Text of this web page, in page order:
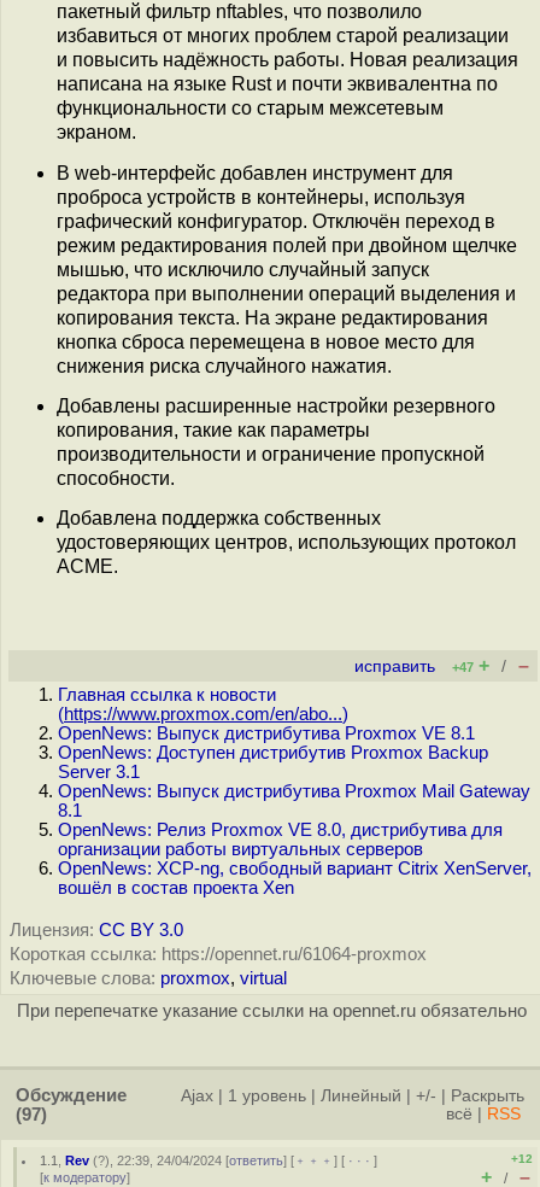
пакетный фильтр nftables, что позволило
избавиться от многих проблем старой реализации
и повысить надёжность работы. Новая реализация
написана на языке Rust и почти эквивалентна по
функциональности со старым межсетевым
экраном.
В web-интерфейс добавлен инструмент для
проброса устройств в контейнеры, используя
графический конфигуратор. Отключён переход в
режим редактирования полей при двойном щелчке
мышью, что исключило случайный запуск
редактора при выполнении операций выделения и
копирования текста. На экране редактирования
кнопка сброса перемещена в новое место для
снижения риска случайного нажатия.
Добавлены расширенные настройки резервного
копирования, такие как параметры
производительности и ограничение пропускной
способности.
Добавлена поддержка собственных
удостоверяющих центров, использующих протокол
ACME.
исправить +47 + / –
Главная ссылка к новости
(https://www.proxmox.com/en/abo...)
OpenNews: Выпуск дистрибутива Proxmox VE 8.1
OpenNews: Доступен дистрибутив Proxmox Backup
Server 3.1
OpenNews: Выпуск дистрибутива Proxmox Mail Gateway
8.1
OpenNews: Релиз Proxmox VE 8.0, дистрибутива для
организации работы виртуальных серверов
OpenNews: XCP-ng, свободный вариант Citrix XenServer,
вошёл в состав проекта Xen
Лицензия: CC BY 3.0
Короткая ссылка: https://opennet.ru/61064-proxmox
Ключевые слова: proxmox, virtual
При перепечатке указание ссылки на opennet.ru обязательно
Обсуждение
(97)
Ajax 1 уровень Линейный +/-
Раскрыть
всё
RSS
1.1 ,Rev (?), 22:39, 24/04/2024 [ответить] [ ﹢﹢﹢] [ · · ·]
[к модератору]
+12
+ / –